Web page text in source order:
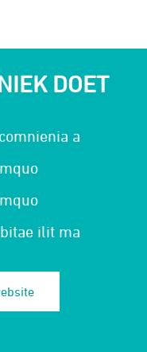
DOET
a
ilit ma